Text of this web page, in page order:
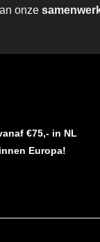
onze
€75,- in NL
Europa!